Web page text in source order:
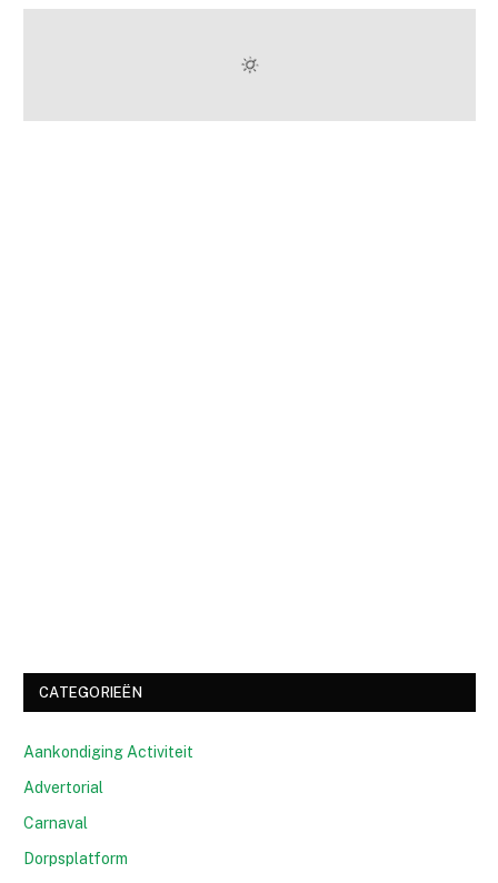
CATEGORIEËN
Aankondiging Activiteit
Advertorial
Carnaval
Dorpsplatform